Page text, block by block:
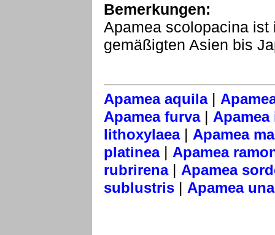
Bemerkungen:
Apamea scolopacina
gemäßigten Asien bis
Apamea aquila|
Apamea furva|
lithoxylaea| Apamea
platinea| Apamea
rubrirena| Apamea
sublustris | Apamea